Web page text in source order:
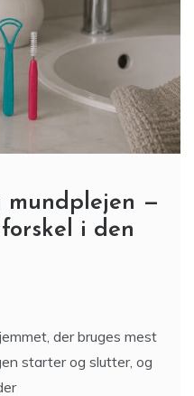
mundplejen —
i den
der bruges mest
starter og slutter, og